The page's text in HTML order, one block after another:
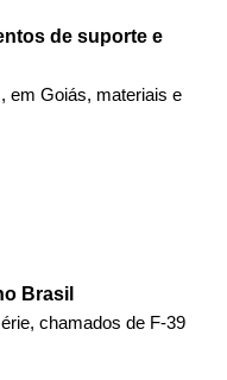
de suporte e
em Goiás, materiais e
Brasil
chamados de F-39